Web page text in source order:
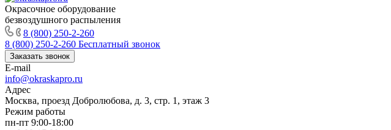
Окрасочное оборудование
безвоздушного распыления
8 (800) 250-2-260
8 (800) 250-2-260 Бесплатный звонок
Заказать звонок
E-mail
info@okraskapro.ru
Адрес
Москва, проезд Добролюбова, д. 3, стр. 1, этаж 3
Режим работы
пн-пт 9:00-18:00